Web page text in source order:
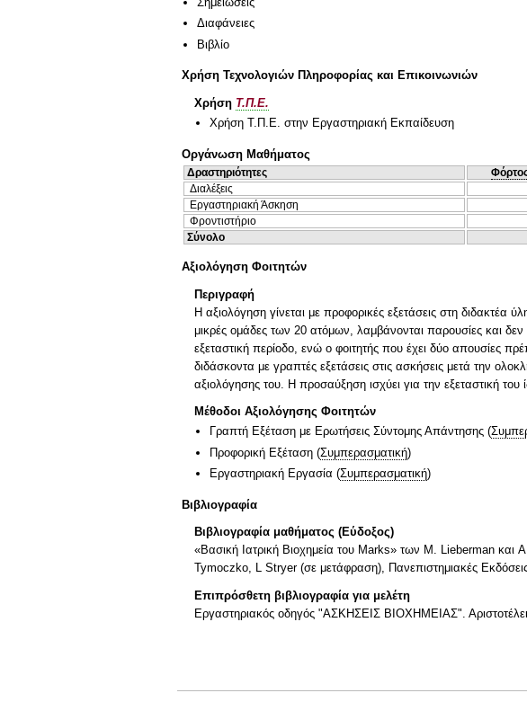
Διαφάνειες
Βιβλίο
Χρήση Τεχνολογιών Πληροφορίας και Επικοινωνιών
Χρήση Τ.Π.Ε.
Χρήση Τ.Π.Ε. στην Εργαστηριακή Εκπαίδευση
Οργάνωση Μαθήματος
Δραστηριότητες
Διαλέξεις
Εργαστηριακή Άσκηση
Φροντιστήριο
Σύνολο
Αξιολόγηση Φοιτητών
Περιγραφή
Η αξιολόγηση γίνεται με προφορικές εξετάσεις στη διδακτέα
μικρές ομάδες των 20 ατόμων, λαμβάνονται παρουσίες και
εξεταστική περίοδο, ενώ ο φοιτητής που έχει δύο απουσίες
διδάσκοντα με γραπτές εξετάσεις στις ασκήσεις μετά την
αξιολόγησης του. Η προσαύξηση ισχύει για την εξεταστική του
Μέθοδοι Αξιολόγησης Φοιτητών
Γραπτή Εξέταση με Ερωτήσεις Σύντομης Απάντησης (
Προφορική Εξέταση (Συμπερασματική)
Εργαστηριακή Εργασία (Συμπερασματική)
Βιβλιογραφία
Βιβλιογραφία μαθήματος (Εύδοξος)
«Βασική Ιατρική Βιοχημεία του Marks» των M. Lieberman
Tymoczko, L Stryer (σε μετάφραση), Πανεπιστημιακές
Επιπρόσθετη βιβλιογραφία για μελέτη
Εργαστηριακός οδηγός "ΑΣΚΗΣΕΙΣ ΒΙΟΧΗΜΕΙΑΣ".